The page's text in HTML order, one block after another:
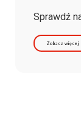
Sprawdź
Zobacz więcej